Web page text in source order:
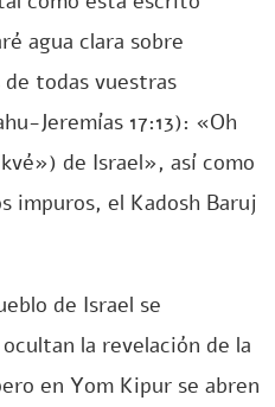
agua clara sobre
todas vuestras
Jeremías 17:13): «Oh
de Israel», así como
impuros, el Kadosh Baruj
de Israel se
la revelación de la
en Yom Kipur se abren